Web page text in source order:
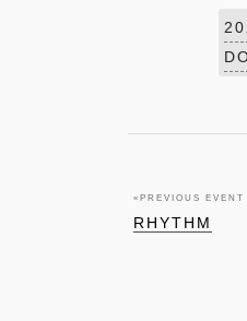
« PREVIOUS EVENT
RHYTHM